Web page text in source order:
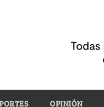
OPINIÓN